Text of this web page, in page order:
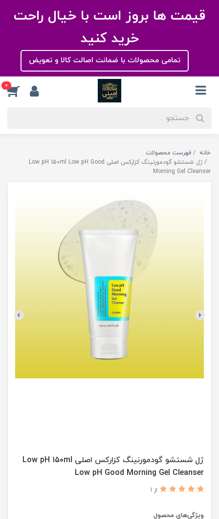
قیمت ها بروز است با خیال راحت
خرید کنید
تمامی محصولات با ضمانت اصالت کالا و تعویض
0
خانه
فهرست محصولات
ژل شستشو گودمورنینگ کزارکس اصلی Low pH 150ml Low pH Good
Morning Gel Cleanser
ژل شستشو گودمورنینگ کزارکس اصلی Low pH 150ml
Low pH Good Morning Gel Cleanser
از 1
ویژگی‌های محصول